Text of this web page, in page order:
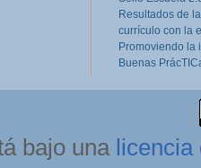
Resultados de
currículo con la
Promoviendo la
Buenas
bajo una licencia